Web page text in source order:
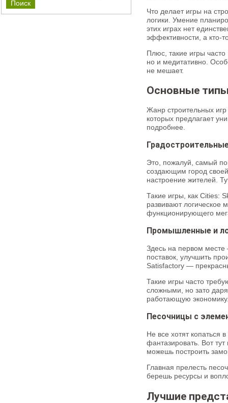
Что делает игры на
логики. Умение
этих играх нет
эффективности, а кто-
Плюс, такие игры
но и медитативно.
не мешает.
Основные
Жанр строительных
которых предлагает
подробнее.
Это, пожалуй, самый
создающим город
настроение жителей.
Такие игры, как Cities:
развивают логическое
функционирующего
Промышленные и
Здесь на первом месте
поставок, улучшить
Satisfactory —
Такие игры часто
сложными, но зато
работающую
Песочницы с
Не все хотят копаться
фантазировать. Вот
можешь построить
Главная прелесть
берешь ресурсы и
Лучшие